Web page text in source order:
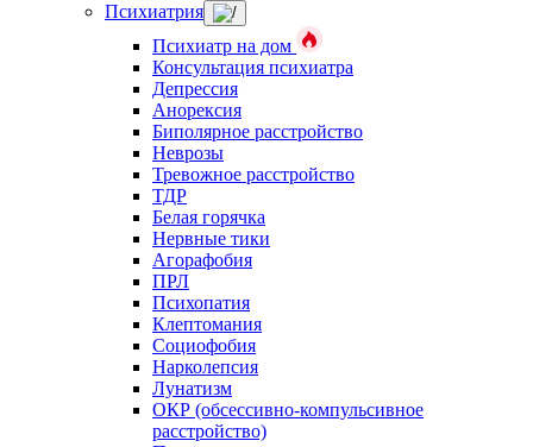
Психиатрия
Психиатр на дом
Консультация психиатра
Депрессия
Анорексия
Биполярное расстройство
Неврозы
Тревожное расстройство
ТДР
Белая горячка
Нервные тики
Агорафобия
ПРЛ
Психопатия
Клептомания
Социофобия
Нарколепсия
Лунатизм
ОКР (обсессивно-компульсивное
расстройство)